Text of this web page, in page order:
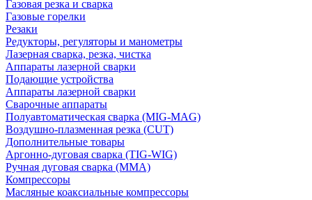
Газовая резка и сварка
Газовые горелки
Резаки
Редукторы, регуляторы и манометры
Лазерная сварка, резка, чистка
Аппараты лазерной сварки
Подающие устройства
Аппараты лазерной сварки
Сварочные аппараты
Полуавтоматическая сварка (MIG-MAG)
Воздушно-плазменная резка (CUT)
Дополнительные товары
Аргонно-дуговая сварка (TIG-WIG)
Ручная дуговая сварка (MMA)
Компрессоры
Масляные коаксиальные компрессоры